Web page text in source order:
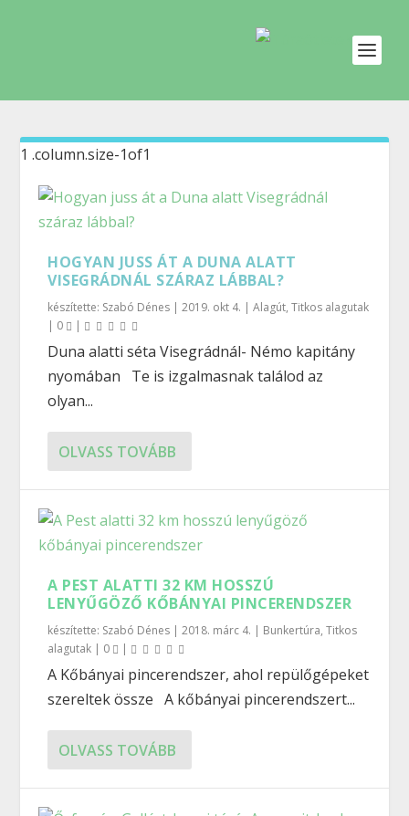
HOGYAN JUSS ÁT A DUNA ALATT
VISEGRÁDNÁL SZÁRAZ LÁBBAL?
készítette: Szabó Dénes |2019. okt 4. |Alagút,Titkos alagutak
| 0 |
Duna alatti séta Visegrádnál- Némo kapitány
nyomában Te is izgalmasnak találod az
olyan...
OLVASS TOVÁBB
A PEST ALATTI 32 KM HOSSZÚ
LENYŰGÖZŐ KŐBÁNYAI PINCERENDSZER
készítette: Szabó Dénes |2018. márc 4. | Bunkertúra,Titkos
alagutak | 0 |
A Kőbányai pincerendszer, ahol repülőgépeket
szereltek össze A kőbányai pincerendszert...
OLVASS TOVÁBB